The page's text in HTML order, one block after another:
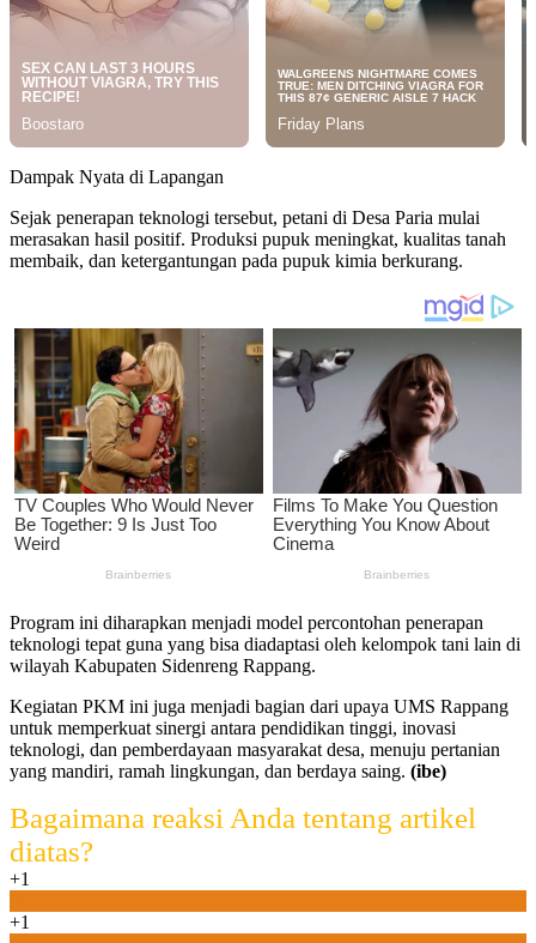
Dampak Nyata di Lapangan
Sejak penerapan teknologi tersebut, petani di Desa Paria mulai
merasakan hasil positif. Produksi pupuk meningkat, kualitas tanah
membaik, dan ketergantungan pada pupuk kimia berkurang.
Program ini diharapkan menjadi model percontohan penerapan
teknologi tepat guna yang bisa diadaptasi oleh kelompok tani lain di
wilayah Kabupaten Sidenreng Rappang.
Kegiatan PKM ini juga menjadi bagian dari upaya UMS Rappang
untuk memperkuat sinergi antara pendidikan tinggi, inovasi
teknologi, dan pemberdayaan masyarakat desa, menuju pertanian
yang mandiri, ramah lingkungan, dan berdaya saing. (ibe)
Bagaimana reaksi Anda tentang artikel
diatas?
+1
+1